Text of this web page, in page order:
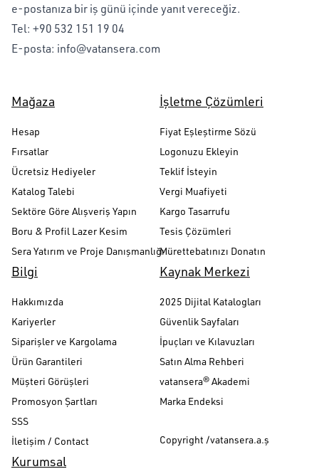
e-postanıza bir iş günü içinde yanıt vereceğiz.
Tel: +90 532 151 19 04
E-posta: info@vatansera.com
Mağaza
Hesap
Fırsatlar
Ücretsiz Hediyeler
Katalog Talebi
Sektöre Göre Alışveriş Yapın
Boru & Profil Lazer Kesim
Sera Yatırım ve Proje Danışmanlığı
İşletme Çözümleri
Fiyat Eşleştirme Sözü
Logonuzu Ekleyin
Teklif İsteyin
Vergi Muafiyeti
Kargo Tasarrufu
Tesis Çözümleri
Mürettebatınızı Donatın
Bilgi
Hakkımızda
Kariyerler
Siparişler ve Kargolama
Ürün Garantileri
Müşteri Görüşleri
Promosyon Şartları
SSS
İletişim / Contact
Kaynak Merkezi
2025 Dijital Katalogları
Güvenlik Sayfaları
İpuçları ve Kılavuzları
Satın Alma Rehberi
vatansera® Akademi
Marka Endeksi
Copyright /vatansera.a.ş
Kurumsal